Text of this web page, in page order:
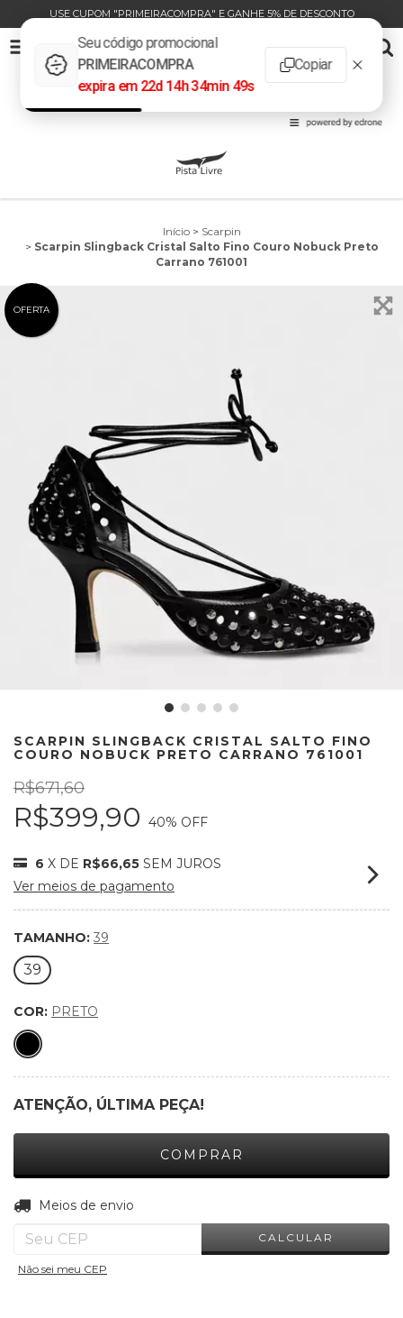
USE CUPOM "PRIMEIRACOMPRA" E GANHE 5% DE DESCONTO
SCARPIN SLINGBACK CRISTAL SALTO FINO COURO NOBUCK PRETO CARRANO 761001
INÍCIO
Início > Scarpin
> Scarpin Slingback Cristal Salto Fino Couro Nobuck Preto
Carrano 761001
OFERTA
SCARPIN SLINGBACK CRISTAL SALTO FINO
COURO NOBUCK PRETO CARRANO 761001
R$671,60
R$399,90 40% OFF
6 X DE R$66,65 SEM JUROS
Ver meios de pagamento
TAMANHO: 39
39
COR: PRETO
ATENÇÃO, ÚLTIMA PEÇA!
Entregas para o CEP:
Meios de envio
CALCULAR
Não sei meu CEP